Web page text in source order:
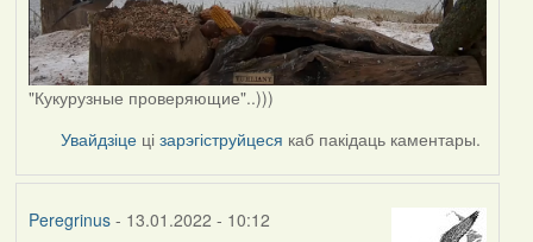
"Кукурузные проверяющие"..)))
Увайдзіце цізарэгіструйцеся каб пакідаць каментары.
Peregrinus- 13.01.2022 - 10:12